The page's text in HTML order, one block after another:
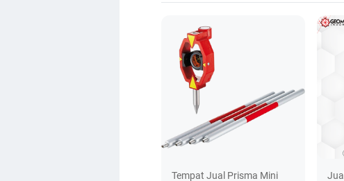
Tempat Jual Prisma Mini